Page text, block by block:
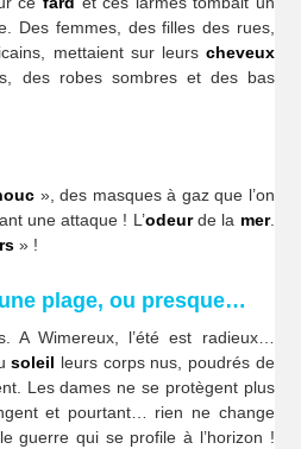
Des femmes, des filles des rues,
mettaient sur leurs cheveux
des robes sombres et des bas
», des masques à gaz que l’on
une attaque ! L’odeurde la mer.
» !
plage, ou presque…
A Wimereux, l’été est radieux…
soleil leurs corps nus, poudrés de
Les dames ne se protègent plus
et pourtant… rien ne change
guerre qui se profile à l’horizon !